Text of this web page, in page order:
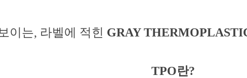
이는, 라벨에 적힌 GRAY
TPO란?